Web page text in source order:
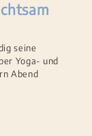
seine
Yoga- und
Abend